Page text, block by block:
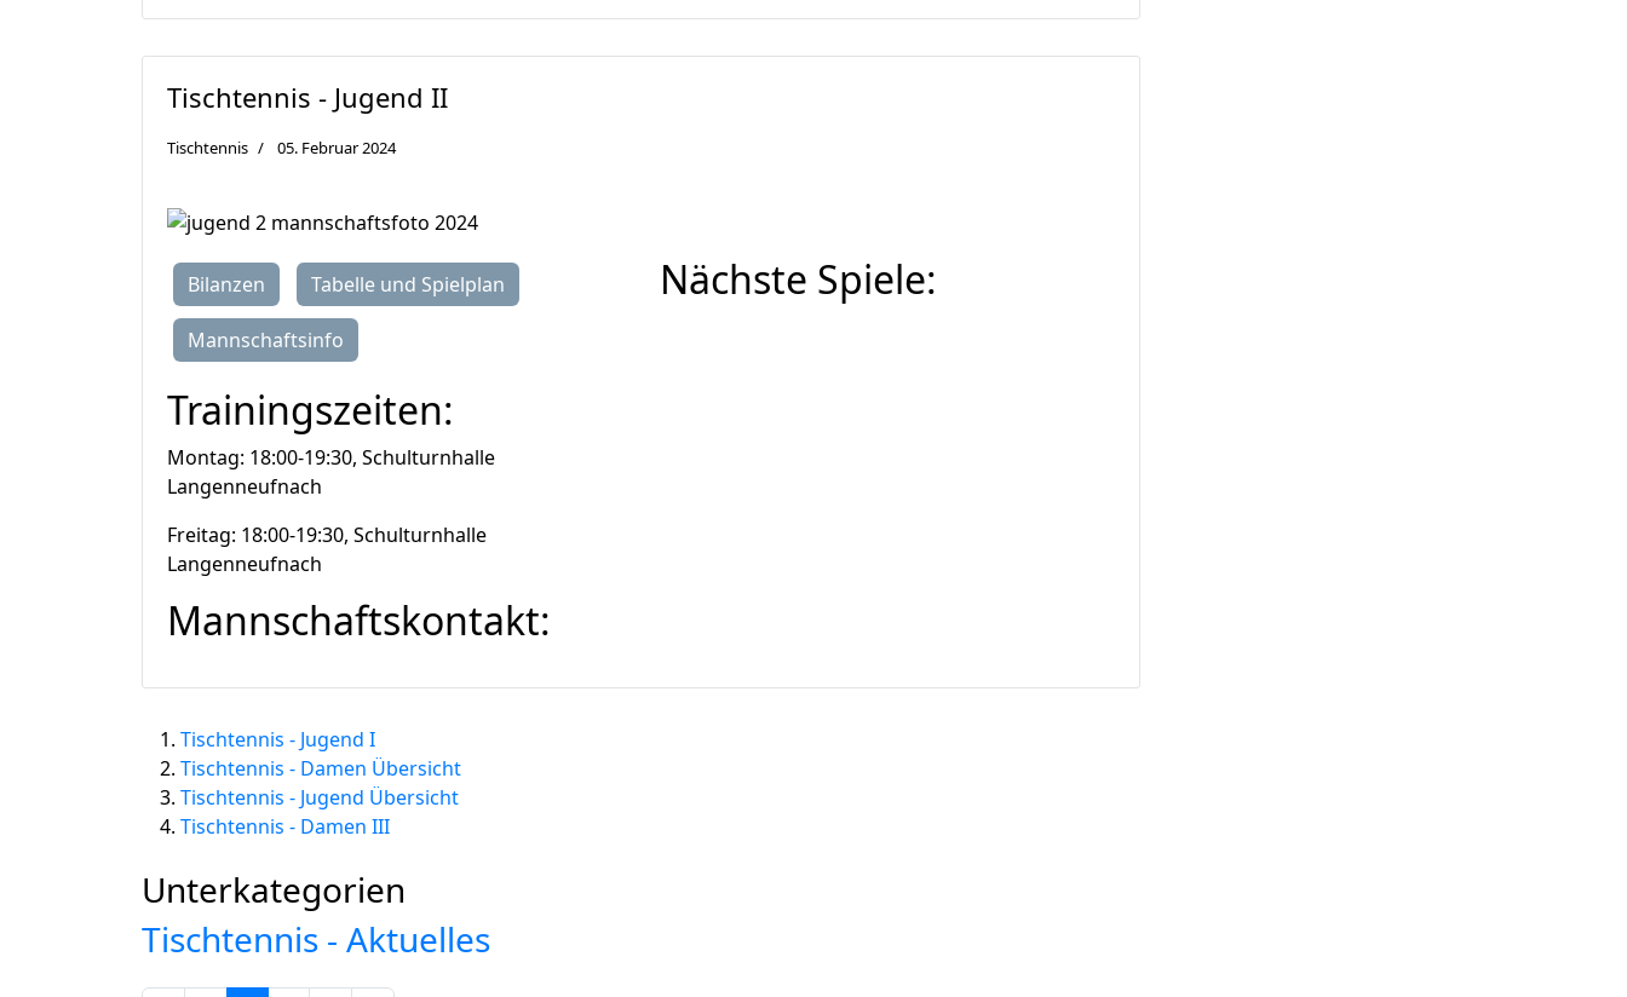
Tischtennis - Jugend II
Tischtennis 05. Februar 2024
Bilanzen Tabelle und Spielplan
Mannschaftsinfo
Trainingszeiten:
Montag: 18:00-19:30, Schulturnhalle
Langenneufnach
Freitag: 18:00-19:30, Schulturnhalle
Langenneufnach
Mannschaftskontakt:
Nächste Spiele:
Tischtennis - Jugend I
Tischtennis - Damen Übersicht
Tischtennis - Jugend Übersicht
Tischtennis - Damen III
Unterkategorien
Tischtennis - Aktuelles